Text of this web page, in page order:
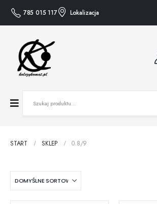
785 015 117 Lokalizacja
START SKLEP 0.8/9